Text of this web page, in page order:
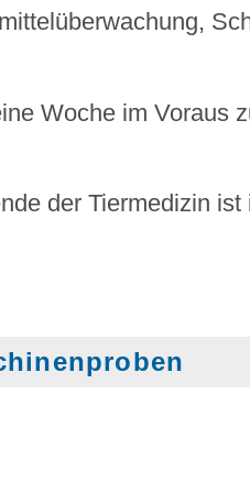
Woche im Voraus
der Tiermedizin